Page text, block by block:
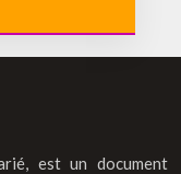
est un document